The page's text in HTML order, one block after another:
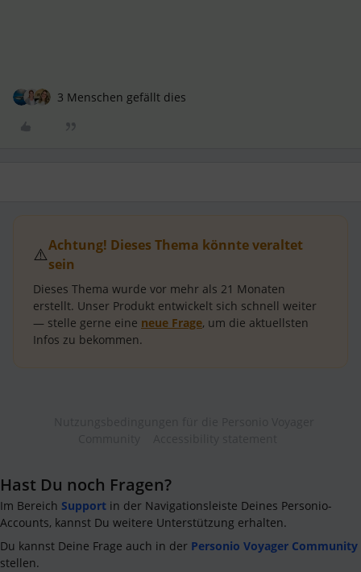
3 Menschen gefällt dies
⚠️Achtung! Dieses Thema könnte veraltet
sein
Dieses Thema wurde vor mehr als 21 Monaten
erstellt. Unser Produkt entwickelt sich schnell weiter
— stelle gerne eine neue Frage, um die aktuellsten
Infos zu bekommen.
Hast Du noch Fragen?
Im Bereich Support in der Navigationsleiste Deines Personio-
Accounts, kannst Du weitere Unterstützung erhalten.
Du kannst Deine Frage auch in der Personio Voyager Community
stellen.